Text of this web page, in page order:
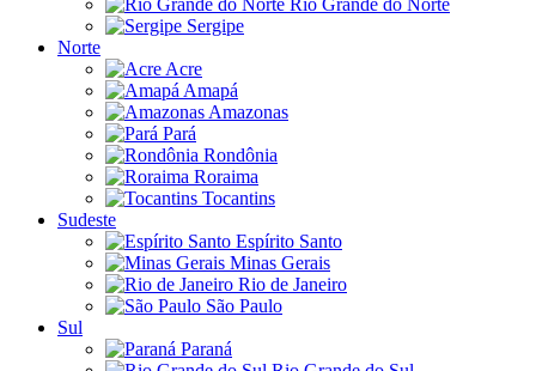
Rio Grande do Norte
Sergipe
Norte
Acre
Amapá
Amazonas
Pará
Rondônia
Roraima
Tocantins
Sudeste
Espírito Santo
Minas Gerais
Rio de Janeiro
São Paulo
Sul
Paraná